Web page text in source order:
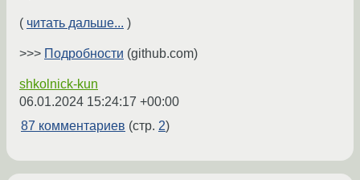
( читать дальше... )
>>> Подробности (github.com)
shkolnick-kun
06.01.2024 15:24:17 +00:00
87 комментариев (стр. 2)